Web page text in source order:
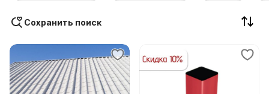
Сохранить поиск